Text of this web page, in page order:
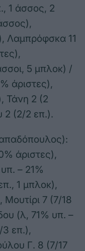
1 άσσος, 2
Λαμπρόφσκα 11
5 μπλοκ) /
άριστες),
Τάνη 2 (2
2 (2/2 επ.).
άριστες),
– 21%
1 μπλοκ),
7 (7/18
(λ, 71% υπ. –
3 επ.),
Γ. 8 (7/17